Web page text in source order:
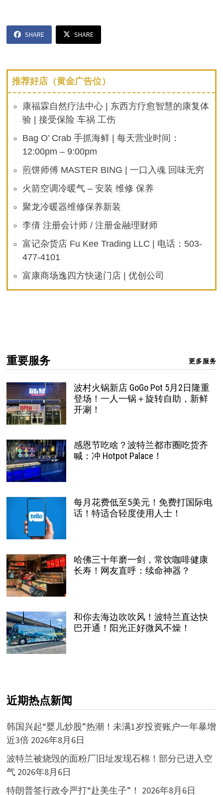
SHARE SHARE
推荐好店（黄金广告位）
康福霖自然疗法中心 | 东西方疗愈智慧的康复体
验 | 接受保险 车祸 工伤
Bag O’ Crab 手抓海鲜 | 每天营业时间：
12:00pm – 9:00pm
煎饼师傅 MASTER BING | 一口入魂 回味无穷
火箭空调冷暖气 – 安装 维修 保养
聚龙冷暖器维修保养新装
李倩 注册会计师 / 注册金融理财师
富记杂货店 Fu Kee Trading LLC | 电话：503-
477-4101
富康商场逸四方快递门店 | 优创公司
重要服务 更多服务
波村火锅新店 GoGo Pot 5月2日隆重
登场！一人一锅＋旋转自助，新鲜
开涮！
感恩节吃啥？波特兰都市圈吃货齐
喊：冲 Hotpot Palace！
每月花费低至5美元！免费打国际电
话！特适合轻度使用人士！
哈佛三十年磨一剑，常饮咖啡健康
长寿！网友直呼：续命神器？
和你去海边吹吹风！波特兰直达快
巴开通！阳光正好微风不燥！
近期热点新闻
韩国兴起“婴儿炒股”热潮！未满1岁投资账户一年暴增
近3倍 2026年8月6日
波特兰被烧毁的面粉厂旧址发现石棉！部分已进入空
气 2026年8月6日
特朗普签行政令严打“赴美生子”！ 2026年8月6日